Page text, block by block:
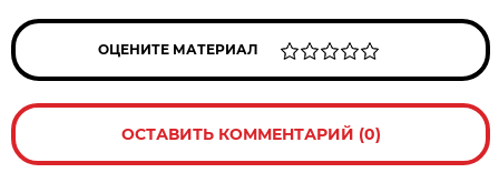
ОЦЕНИТЕ МАТЕРИАЛ
ОСТАВИТЬ КОММЕНТАРИЙ (0)